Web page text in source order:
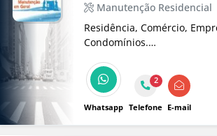
Manutenção Residencial
Residência, Comércio,
Condomínios.
Whatsapp
2
Telefone E-mail